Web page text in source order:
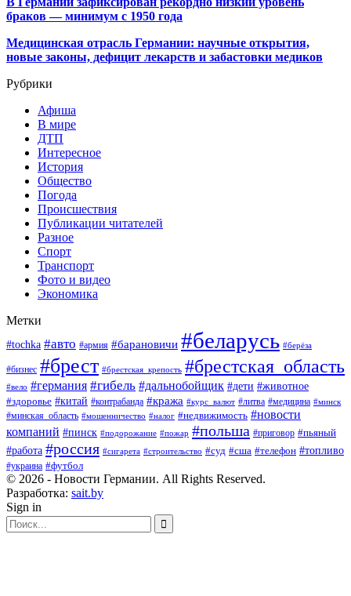
браков — минимум с 1950 года
Медицинская отрасль Германии: научные открытия,
новые законы, дефицит лекарств и забастовки медиков
Рубрики
Афиша
В мире
ДТП
Интересное
История
Общество
Погода
Происшествия
Публикации читателей
Разное
Спорт
Транспорт
Фото и видео
Экономика
Метки
#tochka #авто #армия #барановичи #беларусь #берёза
#бизнес #брест #брестская_крепость #брестская_область
#вело #германия #гибель #дальнобойщик #дети #животное
#здоровье #китай #контрабанда #кража #курс_валют #литва #медицина #минск
#минская_область #мошенничество #налог #недвижимость #новости
компаний #пинск #подорожание #пожар #польша #приговор #пьяный
#работа #россия #сигарета #строительство #суд #сша #телефон #топливо
#украина #футбол
© 2026 - Новости Германии. All Rights Reserved.
Разработка: sait.by
Sign in